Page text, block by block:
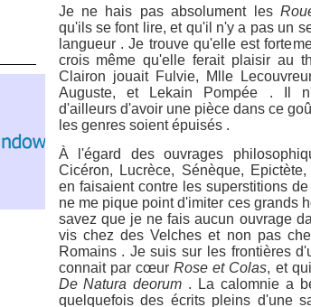
yr.no
Je ne hais pas absolument les
qu'ils se font lire, et qu'il n'y a pas un
langueur . Je trouve qu'elle est
crois même qu'elle ferait plaisir au
Clairon jouait Fulvie, Mlle
Auguste, et Lekain Pompée . Il
d'ailleurs d'avoir une pièce dans ce
les genres soient épuisés .
À l'égard des ouvrages
Cicéron, Lucrèce, Sénèque,
en faisaient contre les superstitions
ne me pique point d'imiter ces grands
savez que je ne fais aucun ouvrage
vis chez des Velches et non pas
Romains . Je suis sur les frontières
connait par cœurRose et Colas, et
De Natura deorum . La calomnie a
quelquefois des écrits pleins d'une